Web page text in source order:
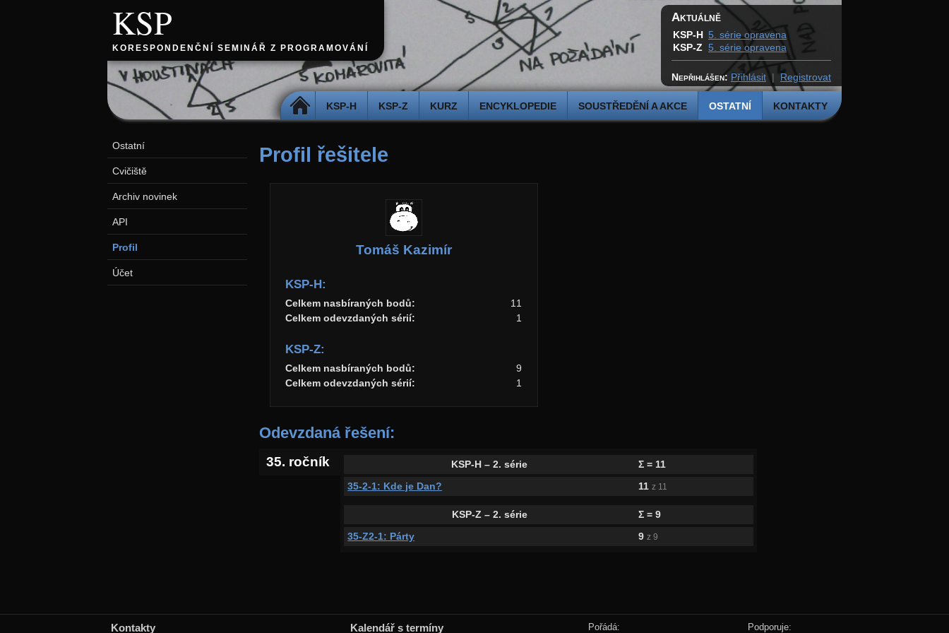
KSP
KORESPONDENČNÍ SEMINÁŘ Z PROGRAMOVÁNÍ
DOMŮ KSP-H KSP-Z KURZ ENCYKLOPEDIE SOUSTŘEDĚNÍ A AKCE OSTATNÍ KONTAKTY
Aktuálně
KSP-H 5. série opravena
KSP-Z 5. série opravena
Nepřihlášen: Přihlásit | Registrovat
Profil řešitele
Tomáš Kazimír
KSP-H:
Celkem nasbíraných bodů:
11
Celkem odevzdaných sérií:
1
KSP-Z:
Celkem nasbíraných bodů:
9
Celkem odevzdaných sérií:
1
Odevzdaná řešení:
35. ročník KSP-H – 2. série
Σ = 11
35-2-1: Kde je Dan?
11 z 11
KSP-Z – 2. série
Σ = 9
35-Z2-1: Párty
9 z 9
Ostatní
Cvičiště
Archiv novinek
API
Profil
Účet
Kontakty Kalendář s termíny Pořádá: Podporuje: